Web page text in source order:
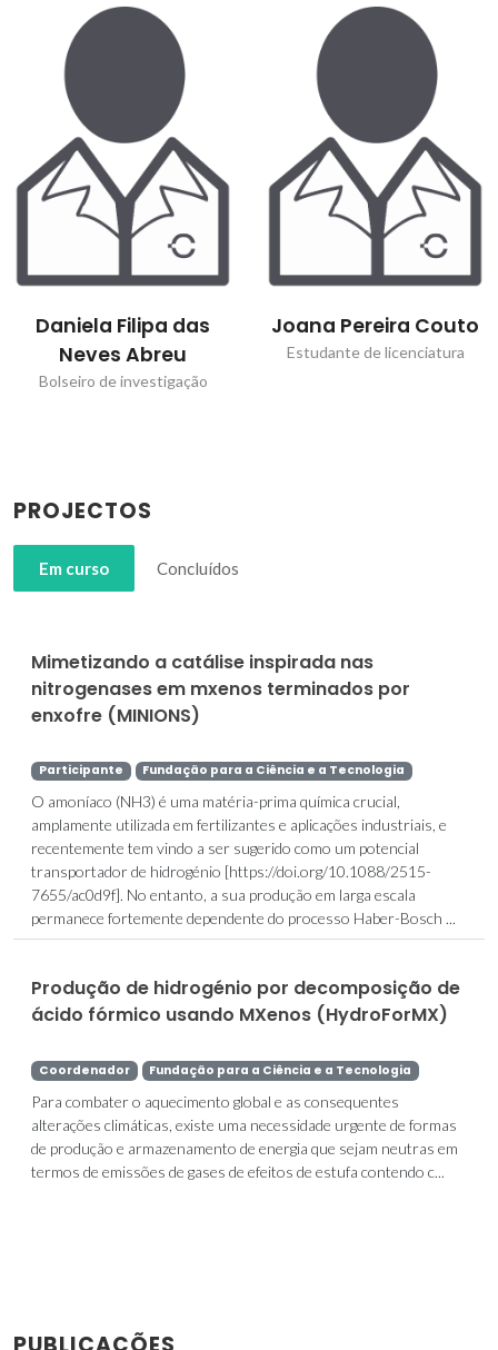
Daniela Filipa das
Neves Abreu
Bolseiro de investigação
Joana Pereira Couto
Estudante de licenciatura
PROJECTOS
Em curso Concluídos
Mimetizando a catálise inspirada nas
nitrogenases em mxenos terminados por
enxofre (MINIONS)
Participante Fundação para a Ciência e a Tecnologia
O amoníaco (NH3) é uma matéria-prima química crucial,
amplamente utilizada em fertilizantes e aplicações industriais, e
recentemente tem vindo a ser sugerido como um potencial
transportador de hidrogénio [https://doi.org/10.1088/2515-
7655/ac0d9f]. No entanto, a sua produção em larga escala
permanece fortemente dependente do processo Haber-Bosch ...
Produção de hidrogénio por decomposição de
ácido fórmico usando MXenos (HydroForMX)
Coordenador Fundação para a Ciência e a Tecnologia
Para combater o aquecimento global e as consequentes
alterações climáticas, existe uma necessidade urgente de formas
de produção e armazenamento de energia que sejam neutras em
termos de emissões de gases de efeitos de estufa contendo c...